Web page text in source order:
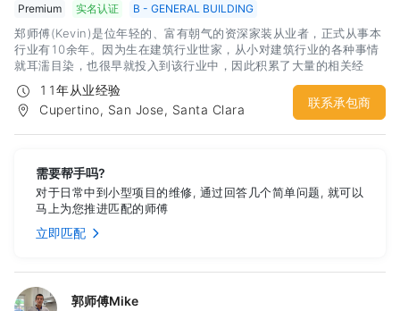
Premium
实名认证 B - GENERAL BUILDING
郑师傅(Kevin)是位年轻的、富有朝气的资深家装从业者，正式从事本
行业有10余年。因为生在建筑行业世家，从小对建筑行业的各种事情
就耳濡目染，也很早就投入到该行业中，因此积累了大量的相关经
验。曾在中国大陆曾经参与过大型隧道和桥梁的工程施工工作，因此
对施工的团队合作和组织工作具有相当心得。这样的经历让郑师傅在
提高团队工作效率方面有了很好的体会，更让郑师傅在保证自己团队
11年从业经验
Cupertino, San Jose, Santa Clara
联系承包商
需要帮手吗?
对于日常中到小型项目的维修, 通过回答几个简单问题, 就可以
马上为您推进匹配的师傅
立即匹配
郭师傅Mike